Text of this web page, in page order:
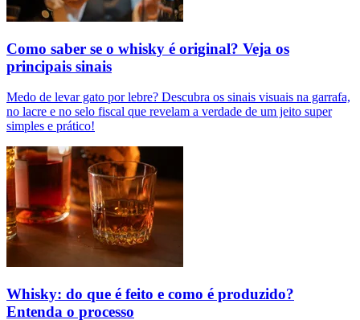
Como saber se o whisky é original? Veja os
principais sinais
Medo de levar gato por lebre? Descubra os sinais visuais na garrafa,
no lacre e no selo fiscal que revelam a verdade de um jeito super
simples e prático!
Whisky: do que é feito e como é produzido?
Entenda o processo